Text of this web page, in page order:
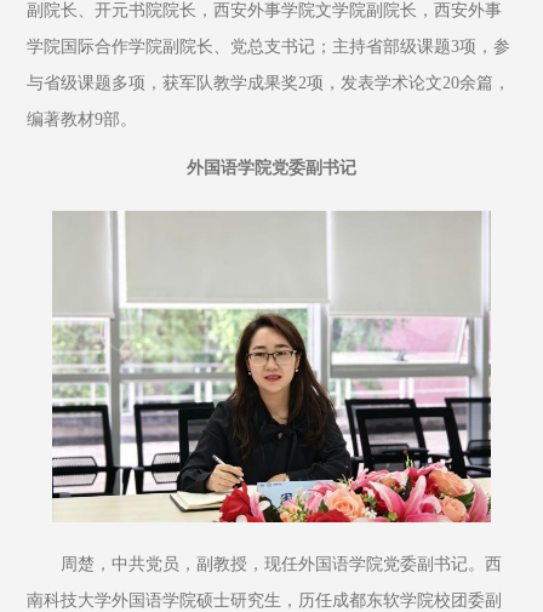
副院长、开元书院院长，西安外事学院文学院副院长，西安外事
学院国际合作学院副院长、党总支书记；主持省部级课题3项，参
与省级课题多项，获军队教学成果奖2项，发表学术论文20余篇，
编著教材9部。
外国语学院党委副书记
周楚，中共党员，副教授，现任外国语学院党委副书记。西
南科技大学外国语学院硕士研究生，历任成都东软学院校团委副